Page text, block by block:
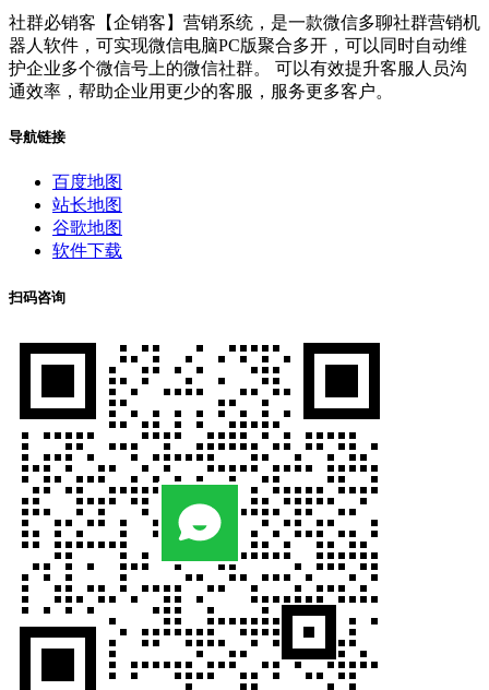
社群必销客【企销客】营销系统，是一款微信多聊社群营销机
器人软件，可实现微信电脑PC版聚合多开，可以同时自动维
护企业多个微信号上的微信社群。 可以有效提升客服人员沟
通效率，帮助企业用更少的客服，服务更多客户。
导航链接
百度地图
站长地图
谷歌地图
软件下载
扫码咨询